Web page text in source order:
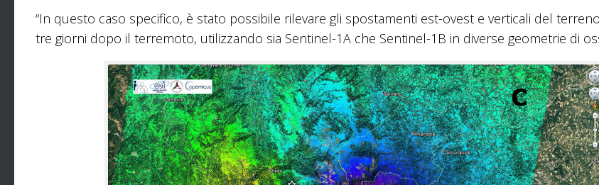
“In questo caso specifico, è stato possibile rilevare gli spostamenti est-ovest e verticali del
tre giorni dopo il terremoto, utilizzando sia Sentinel-1A che Sentinel-1B in diverse geometrie di